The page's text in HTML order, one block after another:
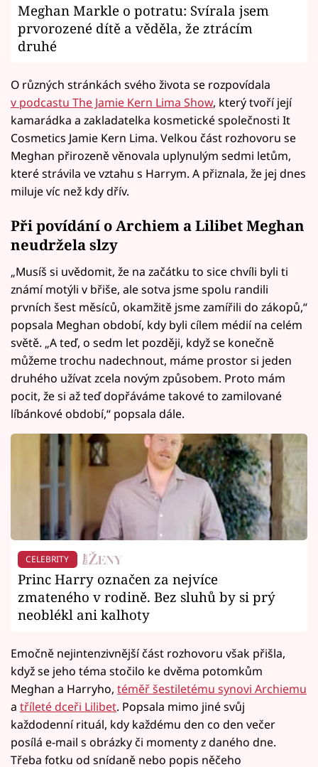
Meghan Markle o potratu: Svírala jsem
prvorozené dítě a věděla, že ztrácím
druhé
O různých stránkách svého života se rozpovídala
v podcastu The Jamie Kern Lima Show, který tvoří její
kamarádka a zakladatelka kosmetické společnosti It
Cosmetics Jamie Kern Lima. Velkou část rozhovoru se
Meghan přirozeně věnovala uplynulým sedmi letům,
které strávila ve vztahu s Harrym. A přiznala, že jej dnes
miluje víc než kdy dřív.
Při povídání o Archiem a Lilibet Meghan
neudržela slzy
„Musíš si uvědomit, že na začátku to sice chvíli byli ti
známí motýli v břiše, ale sotva jsme spolu randili
prvních šest měsíců, okamžitě jsme zamířili do zákopů,“
popsala Meghan období, kdy byli cílem médií na celém
světě. „A teď, o sedm let později, když se konečně
můžeme trochu nadechnout, máme prostor si jeden
druhého užívat zcela novým způsobem. Proto mám
pocit, že si až teď dopřáváme takové to zamilované
líbánkové období,“ popsala dále.
CELEBRITY
Princ Harry označen za nejvíce
zmateného v rodině. Bez sluhů by si prý
neoblékl ani kalhoty
Emočně nejintenzivnější část rozhovoru však přišla,
když se jeho téma stočilo ke dvěma potomkům
Meghan a Harryho, téměř šestiletému synovi Archiemu
a tříleté dceři Lilibet. Popsala mimo jiné svůj
každodenní rituál, kdy každému den co den večer
posílá e-mail s obrázky či momenty z daného dne.
Třeba fotku od snídaně nebo popis něčeho